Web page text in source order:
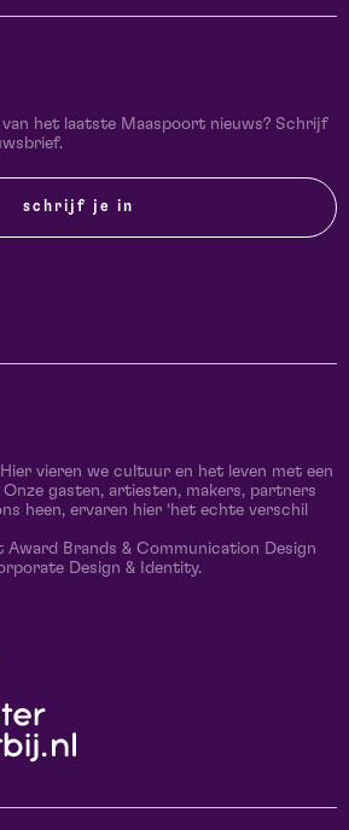
het laatste Maaspoort nieuws? Schrijf
schrijf je in
vieren we cultuur en het leven met een
gasten, artiesten, makers, partners
heen, ervaren hier ‘het echte verschil
Award Brands & Communication Design
Design & Identity.